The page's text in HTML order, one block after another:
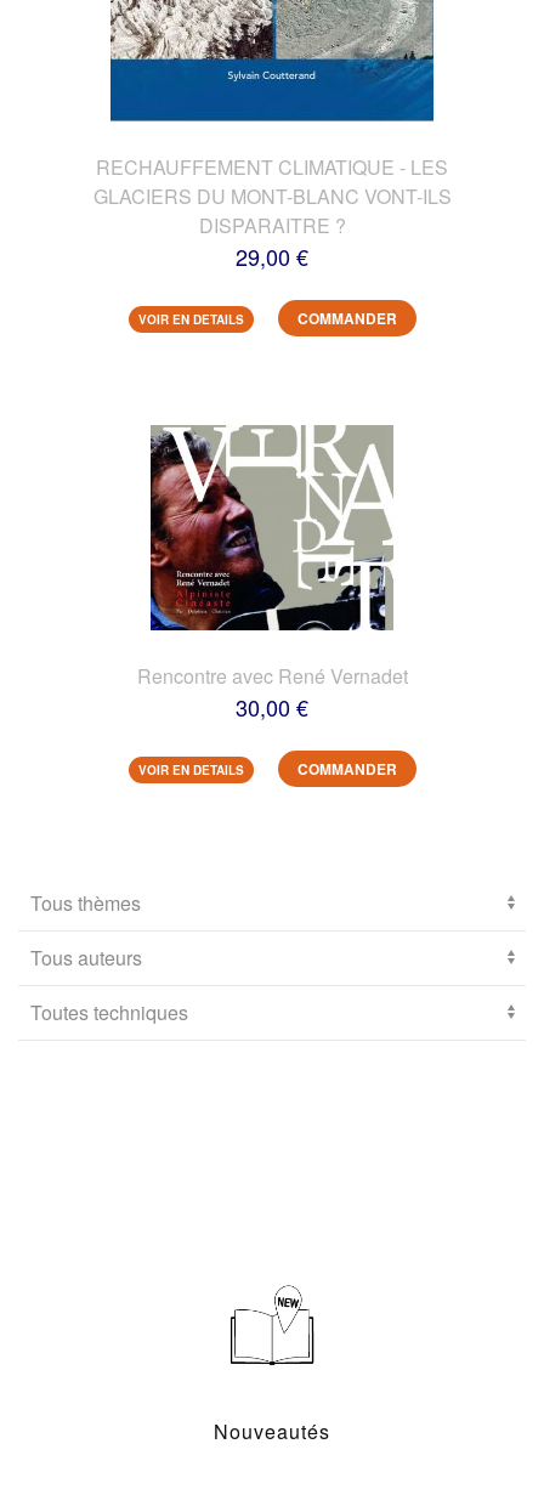
RECHAUFFEMENT CLIMATIQUE - LES
GLACIERS DU MONT-BLANC VONT-ILS
DISPARAITRE ?
29,00 €
VOIR EN DETAILS COMMANDER
Rencontre avec René Vernadet
30,00 €
VOIR EN DETAILS COMMANDER
Nouveautés